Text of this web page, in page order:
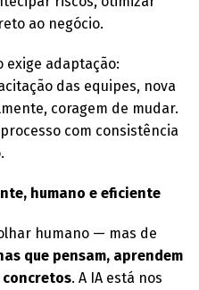
ao negócio.
exige adaptação:
das equipes, nova
coragem de mudar.
com consistência
humano e eficiente
humano — mas de
que pensam, aprendem
concretos. A IA está nos